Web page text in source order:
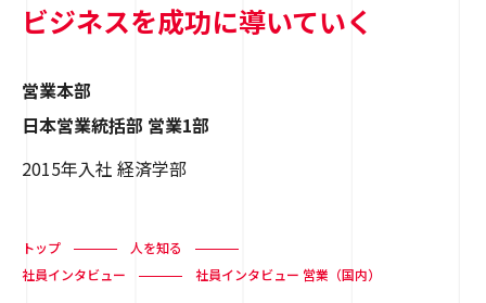
ビジネスを成功に導いていく
営業本部
日本営業統括部 営業1部
2015年入社 経済学部
トップ
人を知る
社員インタビュー
社員インタビュー 営業（国内）